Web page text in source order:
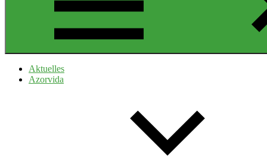
Aktuelles
Azorvida